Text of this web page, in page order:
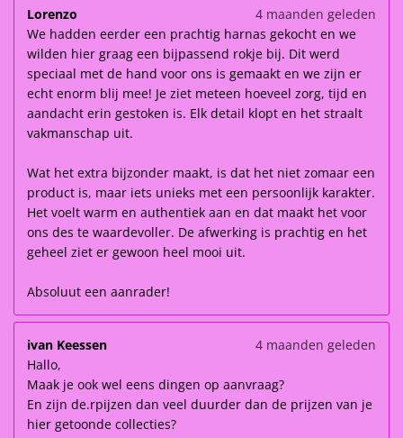
Lorenzo
4 maanden geleden
We hadden eerder een prachtig harnas gekocht en we
wilden hier graag een bijpassend rokje bij. Dit werd
speciaal met de hand voor ons is gemaakt en we zijn er
echt enorm blij mee! Je ziet meteen hoeveel zorg, tijd en
aandacht erin gestoken is. Elk detail klopt en het straalt
vakmanschap uit.
Wat het extra bijzonder maakt, is dat het niet zomaar een
product is, maar iets unieks met een persoonlijk karakter.
Het voelt warm en authentiek aan en dat maakt het voor
ons des te waardevoller. De afwerking is prachtig en het
geheel ziet er gewoon heel mooi uit.
Absoluut een aanrader!
ivan Keessen
4 maanden geleden
Hallo,
Maak je ook wel eens dingen op aanvraag?
En zijn de.rpijzen dan veel duurder dan de prijzen van je
hier getoonde collecties?